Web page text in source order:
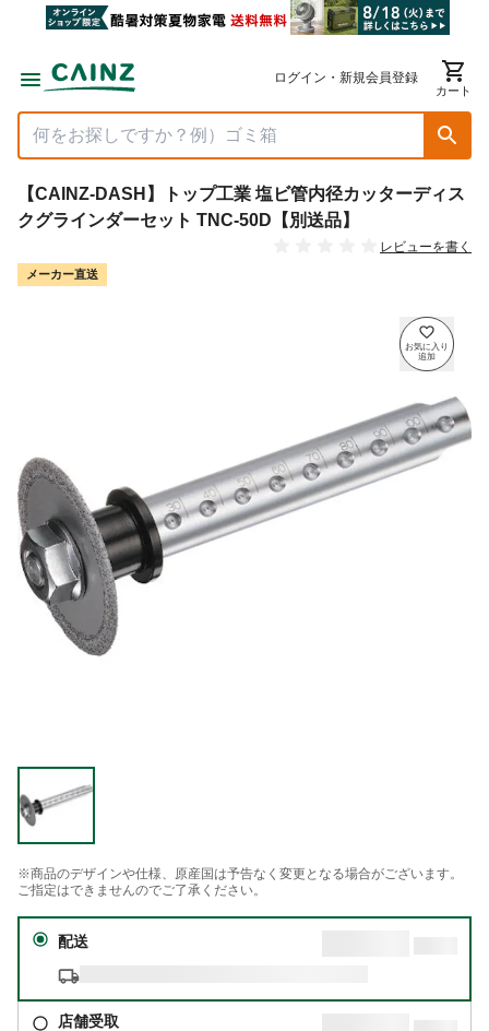
ログイン・新規会員登録
カート
【CAINZ-DASH】トップ工業 塩ビ管内径カッターディス
クグラインダーセット TNC-50D【別送品】
レビューを書く
メーカー直送
※商品のデザインや仕様、原産国は予告なく変更となる場合がございます。
ご指定はできませんのでご了承ください。
配送
店舗受取